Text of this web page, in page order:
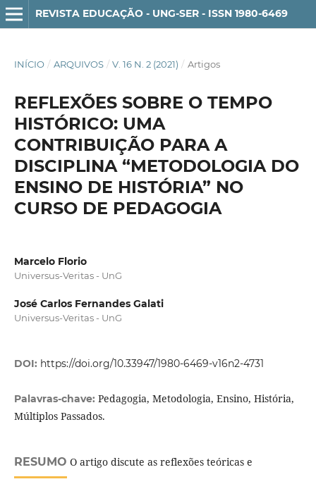
REVISTA EDUCAÇÃO - UNG-SER - ISSN 1980-6469
INÍCIO / ARQUIVOS / V. 16 N. 2 (2021) / Artigos
REFLEXÕES SOBRE O TEMPO
HISTÓRICO: UMA
CONTRIBUIÇÃO PARA A
DISCIPLINA “METODOLOGIA DO
ENSINO DE HISTÓRIA” NO
CURSO DE PEDAGOGIA
Marcelo Florio
Universus-Veritas - UnG
José Carlos Fernandes Galati
Universus-Veritas - UnG
DOI: https://doi.org/10.33947/1980-6469-v16n2-4731
Palavras-chave: Pedagogia, Metodologia, Ensino, História,
Múltiplos Passados.
RESUMO O artigo discute as reflexões teóricas e